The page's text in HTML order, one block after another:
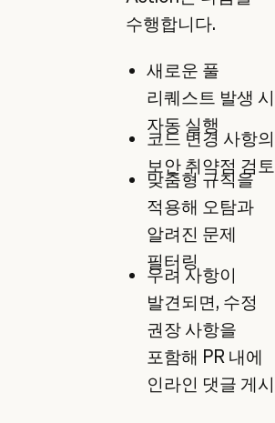
수행합니다.
새로운 풀
리퀘스트 발생 시
자동 실행
코드 변경 사항의
보안 취약점 검토
맞춤형 규칙을
적용해 오탐과
알려진 문제
필터링
우려 사항이
발견되면, 수정
권장 사항을
포함해 PR 내에
인라인 댓글 게시